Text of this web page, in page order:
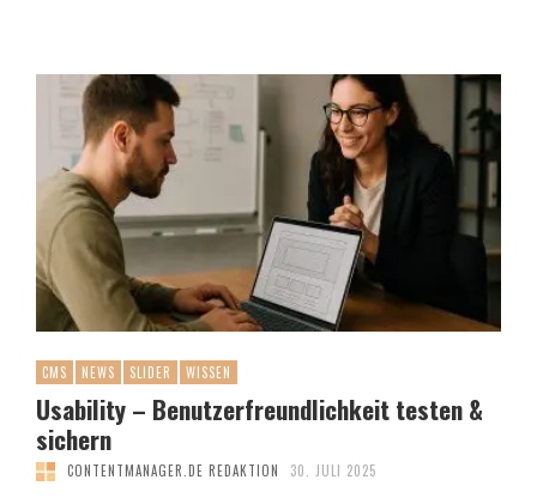
CMS NEWS SLIDER WISSEN
Usability – Benutzerfreundlichkeit testen &
sichern
CONTENTMANAGER.DE REDAKTION 30. JULI 2025